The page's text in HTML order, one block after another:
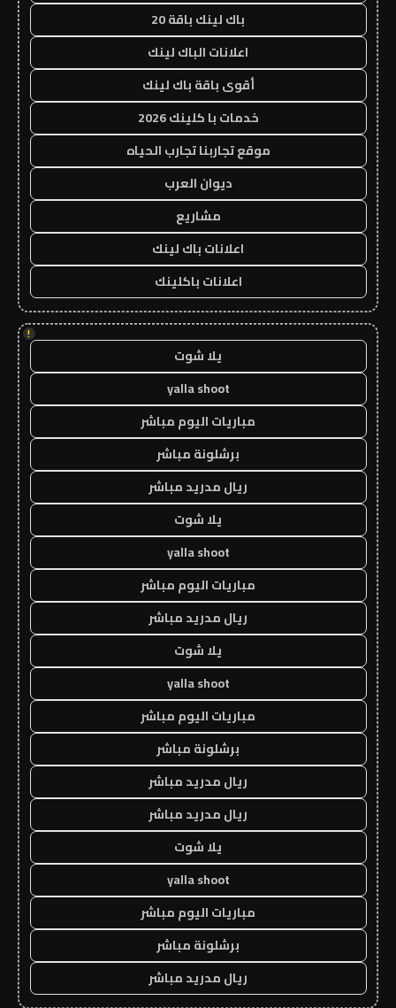
باك لينك باقة 20
اعلانات الباك لينك
أقوى باقة باك لينك
خدمات با كلينك 2026
موقع تجاربنا تجارب الحياه
ديوان العرب
مشاريع
اعلانات باك لينك
اعلانات باكلينك
!
يلا شوت
yalla shoot
مباريات اليوم مباشر
برشلونة مباشر
ريال مدريد مباشر
يلا شوت
yalla shoot
مباريات اليوم مباشر
ريال مدريد مباشر
يلا شوت
yalla shoot
مباريات اليوم مباشر
برشلونة مباشر
ريال مدريد مباشر
ريال مدريد مباشر
يلا شوت
yalla shoot
مباريات اليوم مباشر
برشلونة مباشر
ريال مدريد مباشر